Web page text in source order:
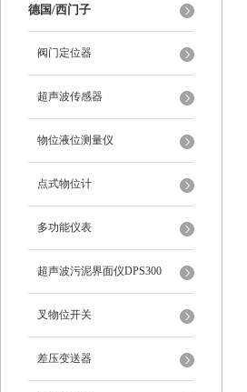
德国/西门子
阀门定位器
超声波传感器
物位液位测量仪
点式物位计
多功能仪表
超声波污泥界面仪DPS300
叉物位开关
差压变送器